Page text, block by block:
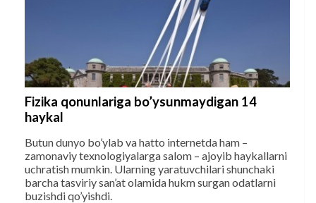
Fizika qonunlariga bo’ysunmaydigan 14
haykal
Butun dunyo bo’ylab va hatto internetda ham –
zamonaviy texnologiyalarga salom – ajoyib haykallarni
uchratish mumkin. Ularning yaratuvchilari shunchaki
barcha tasviriy san’at olamida hukm surgan odatlarni
buzishdi qo’yishdi.